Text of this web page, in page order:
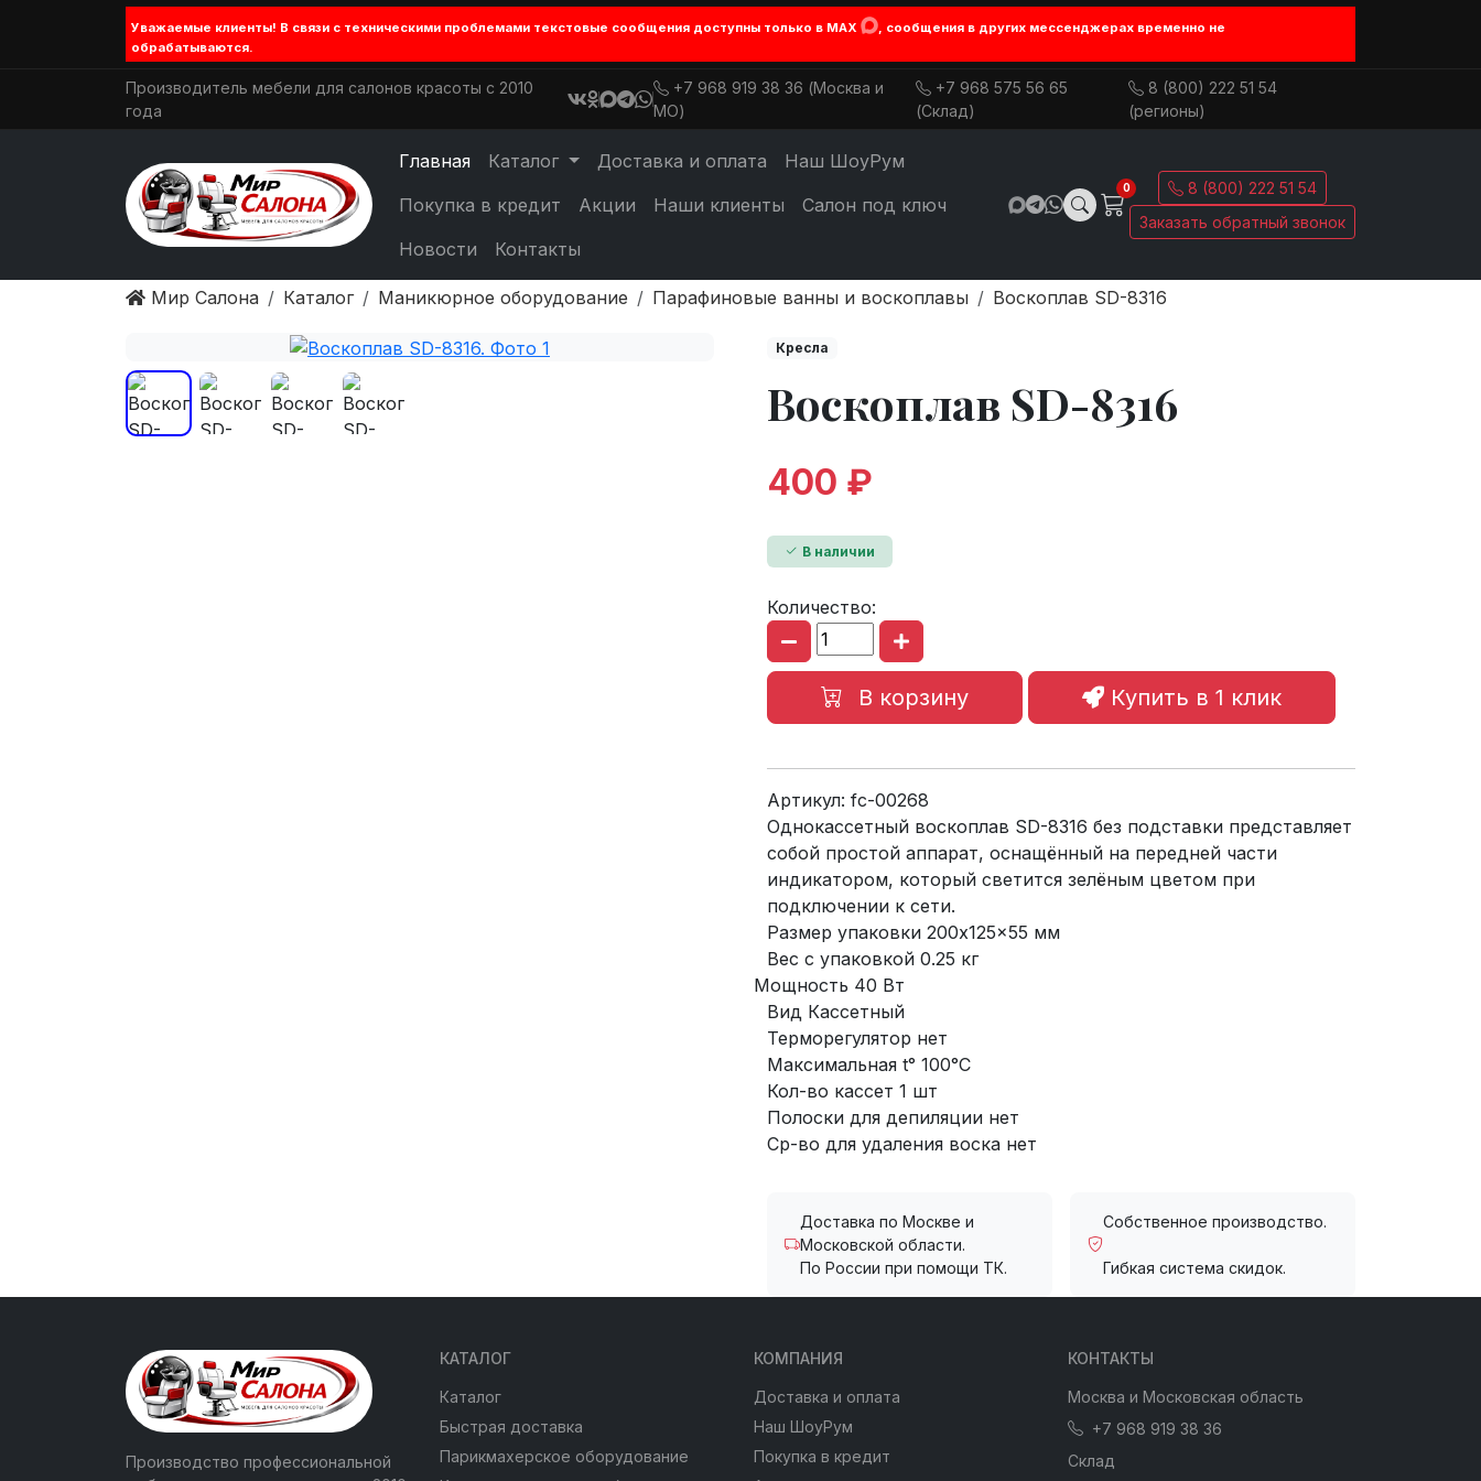
Уважаемые клиенты! В связи с техническими проблемами текстовые сообщения доступны только в MAX
, сообщения в других мессенджерах временно не
обрабатываются.
Производитель мебели для салонов красоты с 2010
года
+7 968 919 38 36 (Москва и
МО)
+7 968 575 56 65
(Склад)
8 (800) 222 51 54
(регионы)
Главная Каталог Доставка и оплата
Наш ШоуРум
Покупка в кредит
Акции Наши клиенты
Салон под ключ
Новости
Контакты
0
8 (800) 222 51 54
Заказать обратный звонок
Мир Салона Каталог Маникюрное оборудование Парафиновые ванны и воскоплавы Воскоплав SD-8316
Кресла
Воскоплав SD-8316
400 ₽
В наличии
Количество:
В корзину Купить в 1 клик
Артикул: fc-00268
Однокассетный воскоплав SD-8316 без подставки представляет
собой простой аппарат, оснащённый на передней части
индикатором, который светится зелёным цветом при
подключении к сети.
Размер упаковки 200x125x55 мм
Вес с упаковкой 0.25 кг
Мощность 40 Вт
Вид Кассетный
Терморегулятор нет
Максимальная t° 100°C
Кол-во кассет 1 шт
Полоски для депиляции нет
Ср-во для удаления воска нет
Доставка по Москве и
Московской области.
По России при помощи ТК.
Собственное производство.
Гибкая система скидок.
Производство профессиональной
КАТАЛОГ
Каталог
Быстрая доставка
Парикмахерское оборудование
КОМПАНИЯ
Доставка и оплата
Наш ШоуРум
Покупка в кредит
КОНТАКТЫ
Москва и Московская область
+7 968 919 38 36
Склад